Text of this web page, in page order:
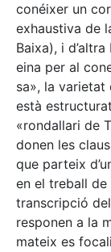
conéixer un
exhaustiva de
Baixa), i
eina per al
sa», la varietat
està
«rondallari de
donen les
que parteix
en el treball
transcripció
responen a la
mateix es